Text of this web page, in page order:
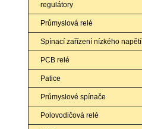
regulátory
Průmyslová relé
Spínací zařízení nízkého napětí
PCB relé
Patice
Průmyslové spínače
Polovodičová relé